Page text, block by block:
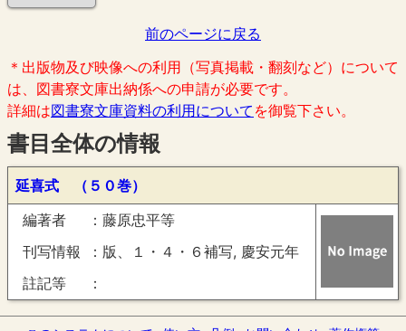
前のページに戻る
＊出版物及び映像への利用（写真掲載・翻刻など）について
は、図書寮文庫出納係への申請が必要です。
詳細は図書寮文庫資料の利用について を御覧下さい。
書目全体の情報
延喜式 （５０巻）
編著者
藤原忠平等
刊写情報
版、１・４・６補写, 慶安元年
註記等